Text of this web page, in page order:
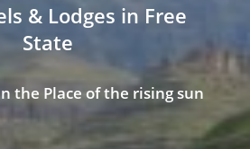
& Lodges in Free
State
the Place of the rising sun